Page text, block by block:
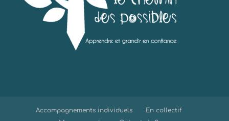
Accompagnements individuels
En collectif